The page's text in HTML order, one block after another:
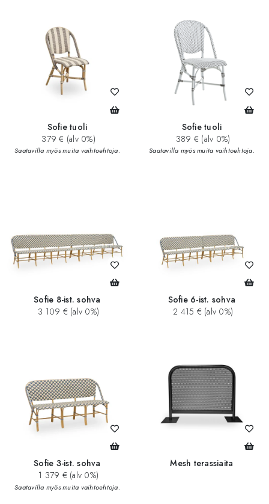
Sofie tuoli
379 € (alv 0%)
Saatavilla myös muita vaihtoehtoja.
Sofie tuoli
389 € (alv 0%)
Saatavilla myös muita vaihtoehtoja.
Sofie 8-ist. sohva
3 109 € (alv 0%)
Sofie 6-ist. sohva
2 415 € (alv 0%)
Sofie 3-ist. sohva
1 379 € (alv 0%)
Saatavilla myös muita vaihtoehtoja.
Mesh terassiaita